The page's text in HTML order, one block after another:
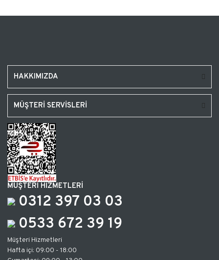
HAKKIMIZDA
MÜŞTERİ SERVİSLERİ
MÜŞTERİ HİZMETLERİ
0312 397 03 03
0533 672 39 19
Müşteri Hizmetleri
Hafta içi: 09:00 - 18:00